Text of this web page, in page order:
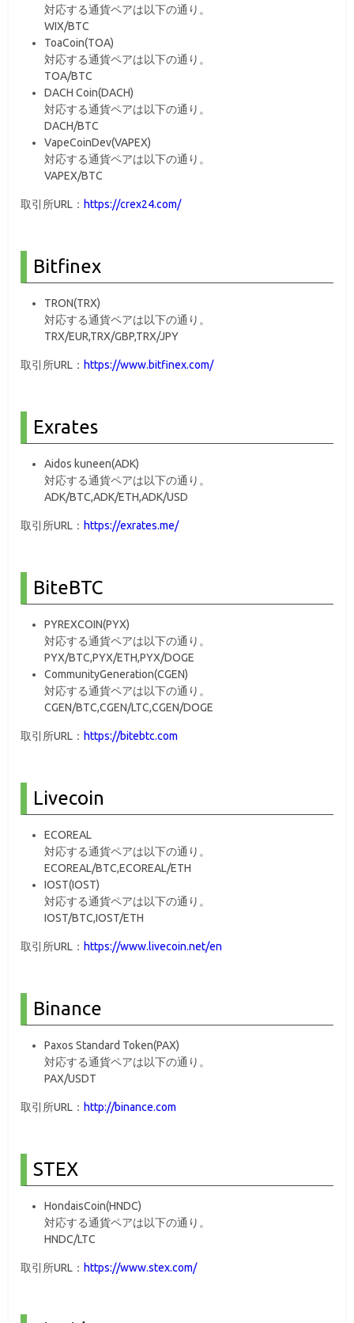
対応する通貨ペアは以下の通り。
WIX/BTC
ToaCoin(TOA)
対応する通貨ペアは以下の通り。
TOA/BTC
DACH Coin(DACH)
対応する通貨ペアは以下の通り。
DACH/BTC
VapeCoinDev(VAPEX)
対応する通貨ペアは以下の通り。
VAPEX/BTC
取引所URL： https://crex24.com/
Bitfinex
TRON(TRX)
対応する通貨ペアは以下の通り。
TRX/EUR,TRX/GBP,TRX/JPY
取引所URL： https://www.bitfinex.com/
Exrates
Aidos kuneen(ADK)
対応する通貨ペアは以下の通り。
ADK/BTC,ADK/ETH,ADK/USD
取引所URL： https://exrates.me/
BiteBTC
PYREXCOIN(PYX)
対応する通貨ペアは以下の通り。
PYX/BTC,PYX/ETH,PYX/DOGE
CommunityGeneration(CGEN)
対応する通貨ペアは以下の通り。
CGEN/BTC,CGEN/LTC,CGEN/DOGE
取引所URL： https://bitebtc.com
Livecoin
ECOREAL
対応する通貨ペアは以下の通り。
ECOREAL/BTC,ECOREAL/ETH
IOST(IOST)
対応する通貨ペアは以下の通り。
IOST/BTC,IOST/ETH
取引所URL： https://www.livecoin.net/en
Binance
Paxos Standard Token(PAX)
対応する通貨ペアは以下の通り。
PAX/USDT
取引所URL： http://binance.com
STEX
HondaisCoin(HNDC)
対応する通貨ペアは以下の通り。
HNDC/LTC
取引所URL： https://www.stex.com/